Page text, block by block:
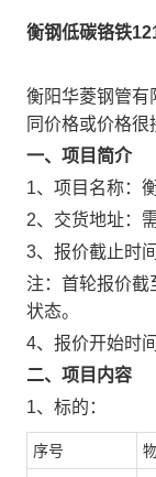
衡钢低碳铬铁
衡阳华菱钢管有
同价格或价格
一、项目简介
1、项目名称：
2、交货地址：
3、报价截止时
注：首轮报价
状态。
4、报价开始时
二、项目内容
1、标的：
序号